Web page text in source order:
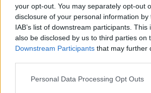
your opt-out. You may separately opt-out
disclosure of your personal information
IAB’s list of downstream participants.
also be disclosed by us to third parties on
Downstream Participants that may further
Personal Data Processing Opt Outs
ΡΟΗ
ΚΟΙΝΩΝΙΑ
Τροχαίο στην Αθηνών-Σουνίου:
τραυματίες